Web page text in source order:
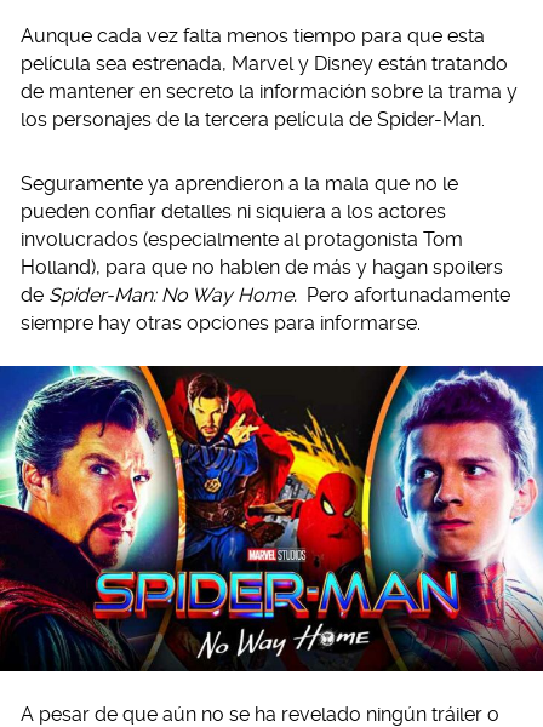
Aunque cada vez falta menos tiempo para que esta
película sea estrenada, Marvel y Disney están tratando
de mantener en secreto la información sobre la trama y
los personajes de la tercera película de Spider-Man.
Seguramente ya aprendieron a la mala que no le
pueden confiar detalles ni siquiera a los actores
involucrados (especialmente al protagonista Tom
Holland), para que no hablen de más y hagan spoilers
de Spider-Man: No Way Home. Pero afortunadamente
siempre hay otras opciones para informarse.
A pesar de que aún no se ha revelado ningún tráiler o